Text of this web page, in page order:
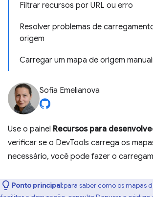
Filtrar recursos por URL ou erro
Resolver problemas de
origem
Carregar um mapa de origem
Sofia Emelianova
Use o painel Recursos para
verificar se o DevTools carrega os
necessário, você pode fazer o
Ponto principal:para saber como os mapas